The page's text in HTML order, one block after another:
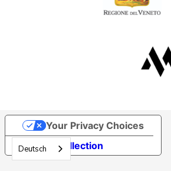
Deutsch
Notice at collection
Your Privacy Choices